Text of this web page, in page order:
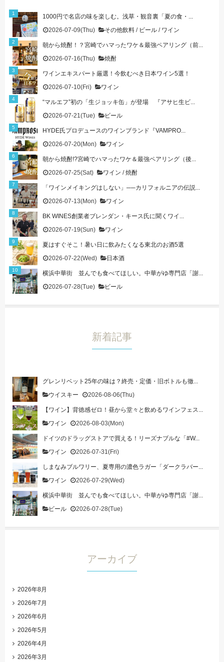
1000円で名店の味を楽しむ。浅草・観音裏「夏の食・...
2026-07-09(Thu)
その他飲料 / ビール / ワイン
朝から焼酎！？宮崎でハマったワケ＆最強ペアリング（前...
2026-07-16(Thu)
焼酎
ワインエキスパート厳選！今飲むべき日本ワイン5選！
2026-07-10(Fri)
ワイン
“マルエフ”初の「生ジョッキ缶」が登場 『アサヒ生ビ...
2026-07-21(Tue)
ビール
HYDE氏プロデュースのワインブランド『VAMPRO...
2026-07-20(Mon)
ワイン
朝から焼酎!?宮崎でハマったワケ＆最強ペアリング（後...
2026-07-25(Sat)
ワイン /焼酎
「ワインメイキングはしない」──カリフォルニアの伝説...
2026-07-13(Mon)
ワイン
BK WINES創業者ブレンダン・キース氏に聞くワイ...
2026-07-19(Sun)
ワイン
夏はすぐそこ！暑い日に飲みたくなる東北のお酒5選
2026-07-22(Wed)
日本酒
横浜中華街 並んでも食べてほしい。中華がゆ専門店「謝...
2026-07-28(Tue)
ビール
新着記事
グレンリベット25年の味は？終売・定価・旧ボトルも徹...
ウイスキー
2026-08-06(Thu)
【ワイン】背徳感ゼロ！昼から堂々と飲めるワインフェス...
ワイン
2026-08-03(Mon)
ドイツのドラッグストアで買える！リーズナブルな「#W...
ワイン
2026-07-31(Fri)
しまなみブルワリー、夏専用の濃色ラガー「ダークラバー...
ワイン
2026-07-29(Wed)
横浜中華街 並んでも食べてほしい。中華がゆ専門店「謝...
ビール
2026-07-28(Tue)
アーカイブ
2026年8月
2026年7月
2026年6月
2026年5月
2026年4月
2026年3月